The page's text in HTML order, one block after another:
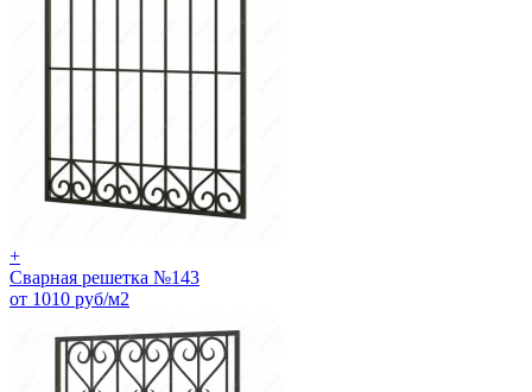
+
Сварная решетка №143
от 1010 руб/м2